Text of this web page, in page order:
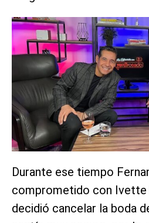
Durante ese tiempo
comprometido con Ivette
decidió cancelar la boda